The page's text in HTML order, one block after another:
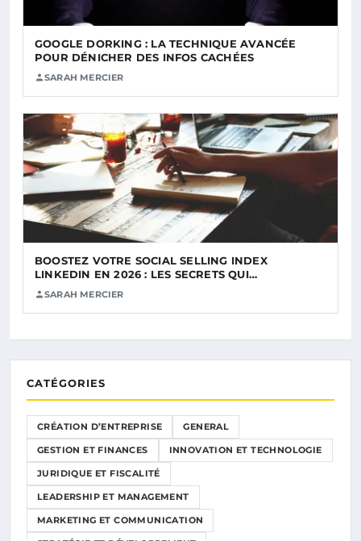
GOOGLE DORKING : LA TECHNIQUE AVANCÉE
POUR DÉNICHER DES INFOS CACHÉES
SARAH MERCIER
BOOSTEZ VOTRE SOCIAL SELLING INDEX
LINKEDIN EN 2026 : LES SECRETS QUI…
SARAH MERCIER
CATÉGORIES
CRÉATION D’ENTREPRISE GENERAL
GESTION ET FINANCES INNOVATION ET TECHNOLOGIE
JURIDIQUE ET FISCALITÉ
LEADERSHIP ET MANAGEMENT
MARKETING ET COMMUNICATION